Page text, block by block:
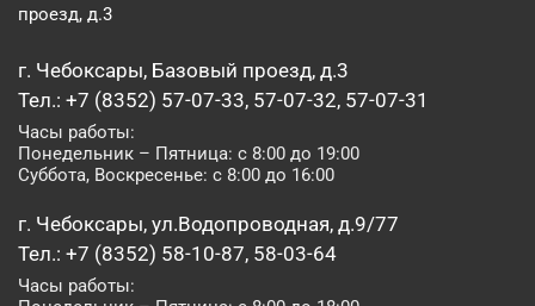
проезд, д.3
г. Чебоксары, Базовый проезд, д.3
Тел.: +7 (8352) 57-07-33, 57-07-32, 57-07-31
Часы работы:
Понедельник – Пятница: с 8:00 до 19:00
Суббота, Воскресенье: с 8:00 до 16:00
г. Чебоксары, ул.Водопроводная, д.9/77
Тел.: +7 (8352) 58-10-87, 58-03-64
Часы работы: